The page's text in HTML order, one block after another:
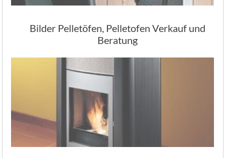
Bilder Pelletöfen, Pelletofen Verkauf und
Beratung